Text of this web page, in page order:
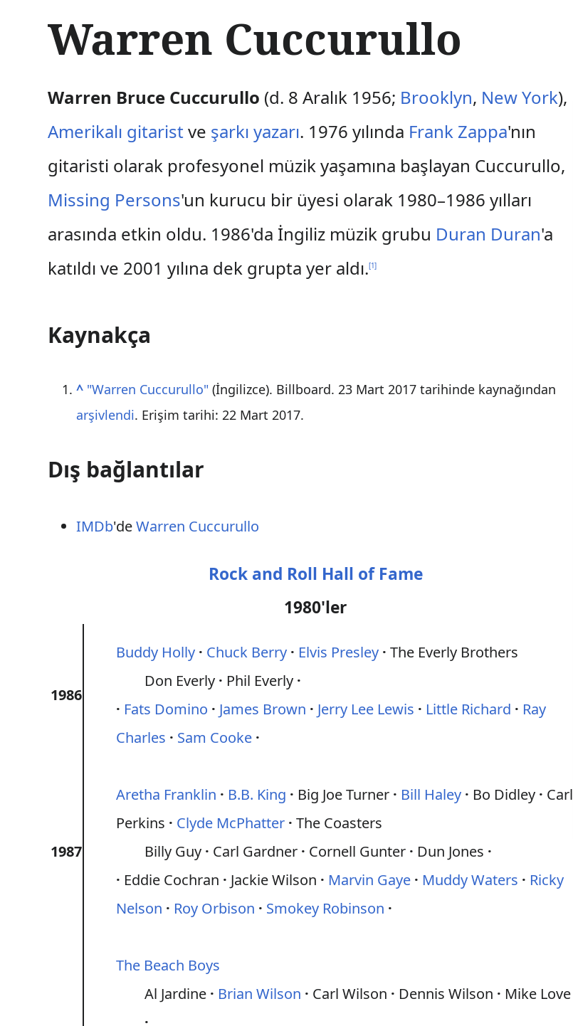
ç
e
e
t
a
Warren Cuccurullo
Warren Bruce Cuccurullo (d. 8 Aralık 1956; Brooklyn, New York),
Amerikalı gitaristve şarkı yazarı. 1976 yılında Frank Zappa'nın
gitaristi olarak profesyonel müzik yaşamına başlayan Cuccurullo,
Missing Persons'un kurucu bir üyesi olarak 1980–1986 yılları
arasında etkin oldu. 1986'da İngiliz müzik grubu Duran Duran'a
katıldı ve 2001 yılına dek grupta yer aldı.[1]
Kaynakça
^ "Warren Cuccurullo" (İngilizce). Billboard. 23 Mart 2017 tarihinde kaynağından
arşivlendi. Erişim tarihi:22 Mart 2017.
Dış bağlantılar
IMDb'deWarren Cuccurullo
Rock and Roll Hall of Fame
1980'ler
1986
Buddy Holly Chuck Berry Elvis Presley The Everly Brothers
Don Everly
Phil Everly
Fats Domino
James Brown Jerry Lee Lewis Little Richard
Ray
Charles
Sam Cooke
1987
Aretha Franklin B.B. King Big Joe Turner Bill Haley Bo Didley
Carl
Perkins
Clyde McPhatter The Coasters
Billy Guy
Carl Gardner Cornell Gunter
Dun Jones
Eddie Cochran
Jackie Wilson Marvin Gaye Muddy Waters
Ricky
Nelson
Roy Orbison Smokey Robinson
The Beach Boys
Al Jardine
Brian Wilson Carl Wilson Dennis Wilson Mike Love